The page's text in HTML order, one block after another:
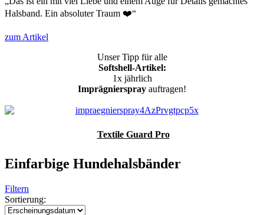
Halsband. Ein absoluter Traum ❤️“
zum Artikel
Unser Tipp für alle
Softshell-Artikel:
1x jährlich
Imprägnierspray auftragen!
Textile Guard Pro
Einfarbige Hundehalsbänder
Filtern
Sortierung: